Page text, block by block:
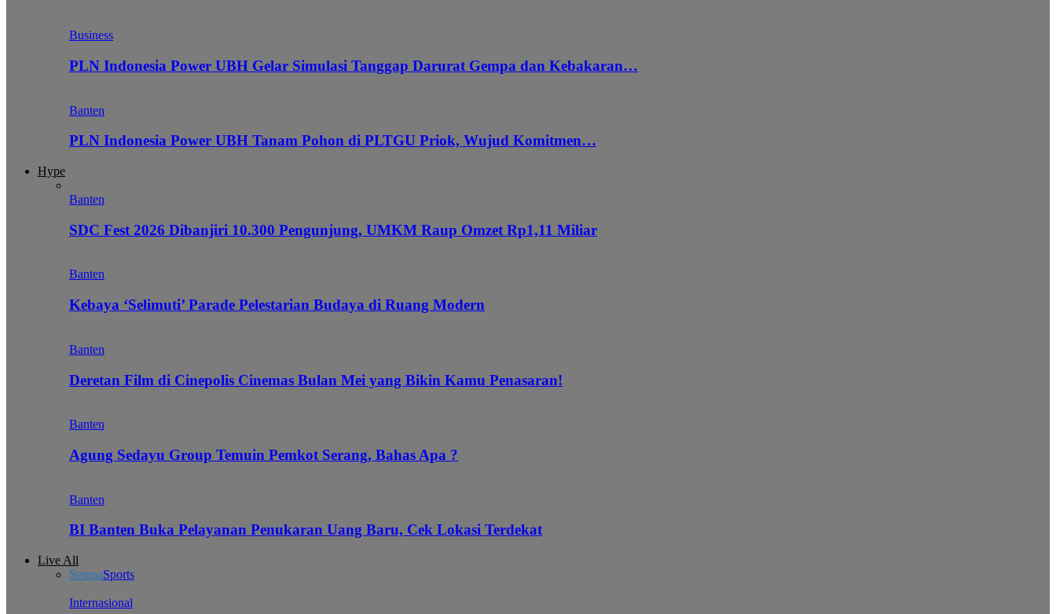
Business
PLN Indonesia Power UBH Gelar Simulasi Tanggap Darurat Gempa dan Kebakaran…
Banten
PLN Indonesia Power UBH Tanam Pohon di PLTGU Priok, Wujud Komitmen…
Hype
Banten
SDC Fest 2026 Dibanjiri 10.300 Pengunjung, UMKM Raup Omzet Rp1,11 Miliar
Banten
Kebaya ‘Selimuti’ Parade Pelestarian Budaya di Ruang Modern
Banten
Deretan Film di Cinepolis Cinemas Bulan Mei yang Bikin Kamu Penasaran!
Banten
Agung Sedayu Group Temuin Pemkot Serang, Bahas Apa ?
Banten
BI Banten Buka Pelayanan Penukaran Uang Baru, Cek Lokasi Terdekat
Live All
SemuaSports
Internasional